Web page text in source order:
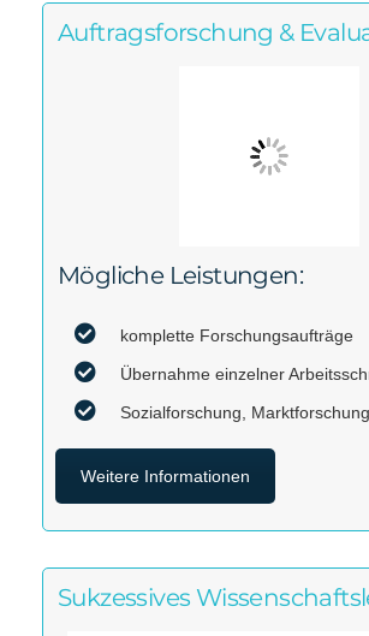
Auftragsforschung &
Mögliche Leistungen:
komplette Forschungsaufträge
Übernahme einzelner
Sozialforschung,
Weitere Informationen
Sukzessives